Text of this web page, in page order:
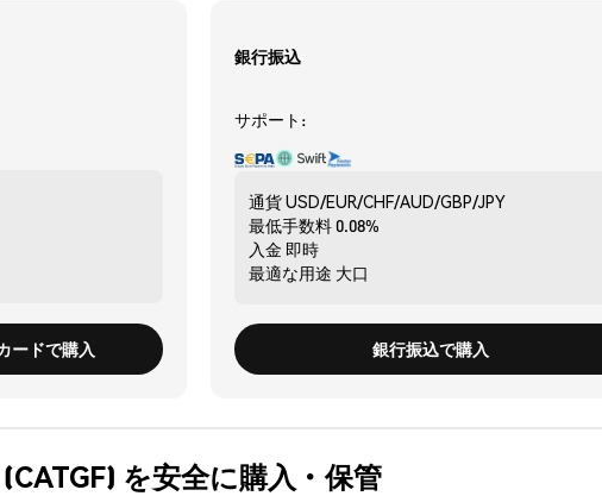
ードで購入
銀行振込
サポート:
通貨USD/EUR/CHF/AUD/GBP/JPY
最低手数料0.08%
入金 即時
最適な用途 大口
銀行振込で購入
を安全に購入・保管